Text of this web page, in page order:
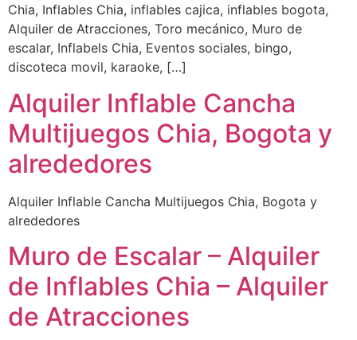
Chia, Inflables Chia, inflables cajica, inflables bogota,
Alquiler de Atracciones, Toro mecánico, Muro de
escalar, Inflabels Chia, Eventos sociales, bingo,
discoteca movil, karaoke, […]
Alquiler Inflable Cancha
Multijuegos Chia, Bogota y
alrededores
Alquiler Inflable Cancha Multijuegos Chia, Bogota y
alrededores
Muro de Escalar – Alquiler
de Inflables Chia – Alquiler
de Atracciones